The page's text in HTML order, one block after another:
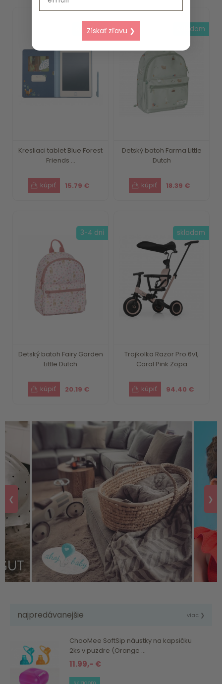
Kresliaci tablet Blue Forest
Friends ...
15.79 €
skladom
Detský batoh Farma Little
Dutch
18.39 €
skladom
Detský batoh Fairy Garden
Little Dutch
20.19 €
3-4 dni
Trojkolka Razor Pro 6v1,
Coral Pink Zopa
94.40 €
skladom
❮ ❯
najpredávanejšie viac ❯
ChooMee SoftSip náustky na kapsičku
2ks v puzdre (Orange ...
11.99,- €
Získať zľavu ❯